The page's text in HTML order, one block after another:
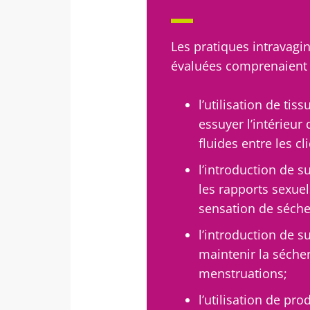
Les pratiques
évaluées comprenaient
l’utilisation de
essuyer l’intérieur
fluides entre les
l’introduction de
les rapports
sensation de
l’introduction de
maintenir la
menstruations;
l’utilisation de
Vous êtes sur
Se
Rejoignez la
Essential"
Ne
Essential"
Je
J’ai lu et
Microbiota
* Champs